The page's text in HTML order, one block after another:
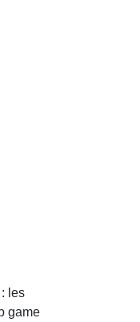
les
game